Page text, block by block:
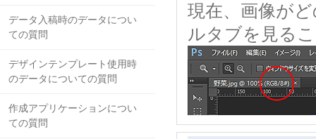
現在、画像が
ルタブを見る
データ入稿時のデータについ
ての質問
デザインテンプレート使用時
のデータについての質問
作成アプリケーションについ
ての質問